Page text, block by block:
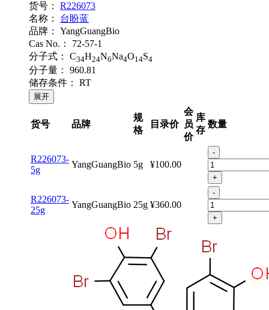
货号：
R226073
名称：
台盼蓝
品牌：
YangGuangBio
Cas No.：
72-57-1
分子式：
C34H24N6Na4O14S4
分子量：
960.81
储存条件：
RT
展开
货号 品牌
规
格
目录价
会
员
价
库
存
数量
R226073-
5g
YangGuangBio 5g ¥100.00
-
+
R226073-
25g
YangGuangBio 25g ¥360.00
-
+